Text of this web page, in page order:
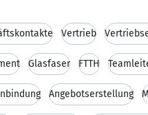
Vertrieb
Glasfaser FTTH
Angebotserstellung